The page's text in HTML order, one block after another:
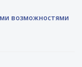
возможностями